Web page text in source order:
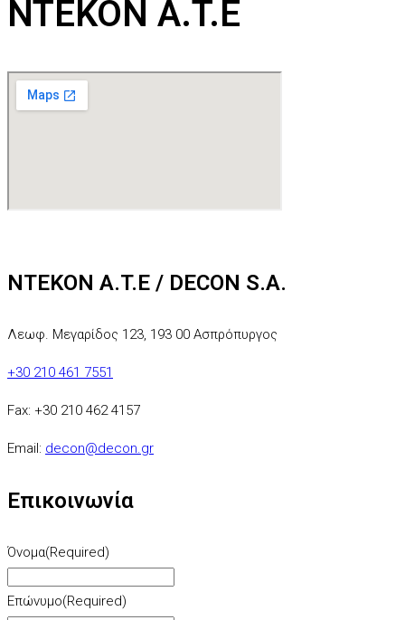
NTEKON A.T.E
NTEKON A.T.E / DECON S.A.
Λεωφ. Μεγαρίδος 123, 193 00 Ασπρόπυργος
+30 210 461 7551
Fax: +30 210 462 4157
Email: decon@decon.gr
Επικοινωνία
Όνομα(Required)
Επώνυμο(Required)